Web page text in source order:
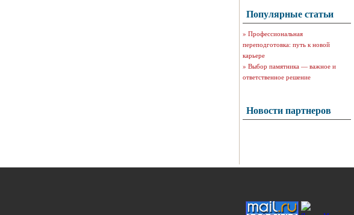
Популярные статьи
» Профессиональная
переподготовка: путь к новой
карьере
» Выбор памятника — важное и
ответственное решение
Новости партнеров